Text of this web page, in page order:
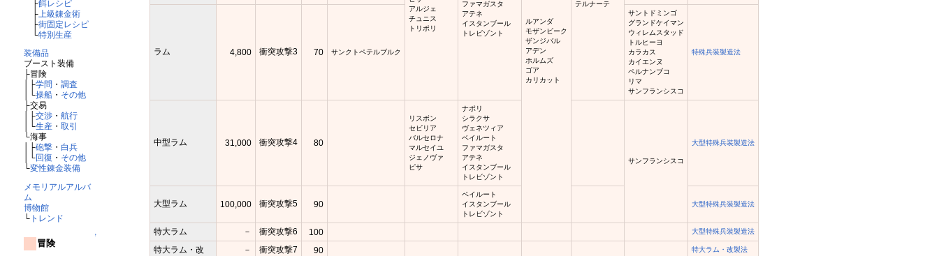
├餌レシピ
├上級錬金術
├街固定レシピ
└特別生産
装備品
ブースト装備
├冒険
│├学問 ・ 調査
│└操船・ その他
├交易
│├交渉・ 航行
│└生産・ 取引
└海事
│├砲撃・ 白兵
│└回復 ・ その他
└変性錬金装備
メモリアルアルバ
ム
博物館
└トレンド
↑
冒険
アルジェ
チュニス
トリポリ
ファマガスタ
アテネ
イスタンブール
トレビゾント
ルアンダ
モザンビーク
ザンジバル
アデン
ホルムズ
ゴア
カリカット
テルナーテ
ラム 4,800 衝突攻撃3 70 サンクトペテルブルク
サントドミンゴ
グランドケイマン
ウィレムスタッド
トルヒーヨ
カラカス
カイエンヌ
ペルナンブコ
リマ
サンフランシスコ
特殊兵装製造法
中型ラム 31,000 衝突攻撃4 80
リスボン
セビリア
バルセロナ
マルセイユ
ジェノヴァ
ピサ
ナポリ
シラクサ
ヴェネツィア
ベイルート
ファマガスタ
アテネ
イスタンブール
トレビゾント
サンフランシスコ
大型特殊兵装製造法
大型ラム 100,000 衝突攻撃5 90
ベイルート
イスタンブール
トレビゾント
大型特殊兵装製造法
特大ラム － 衝突攻撃6 100 大型特殊兵装製造法
特大ラム・改 － 衝突攻撃7 90 特大ラム・改製法